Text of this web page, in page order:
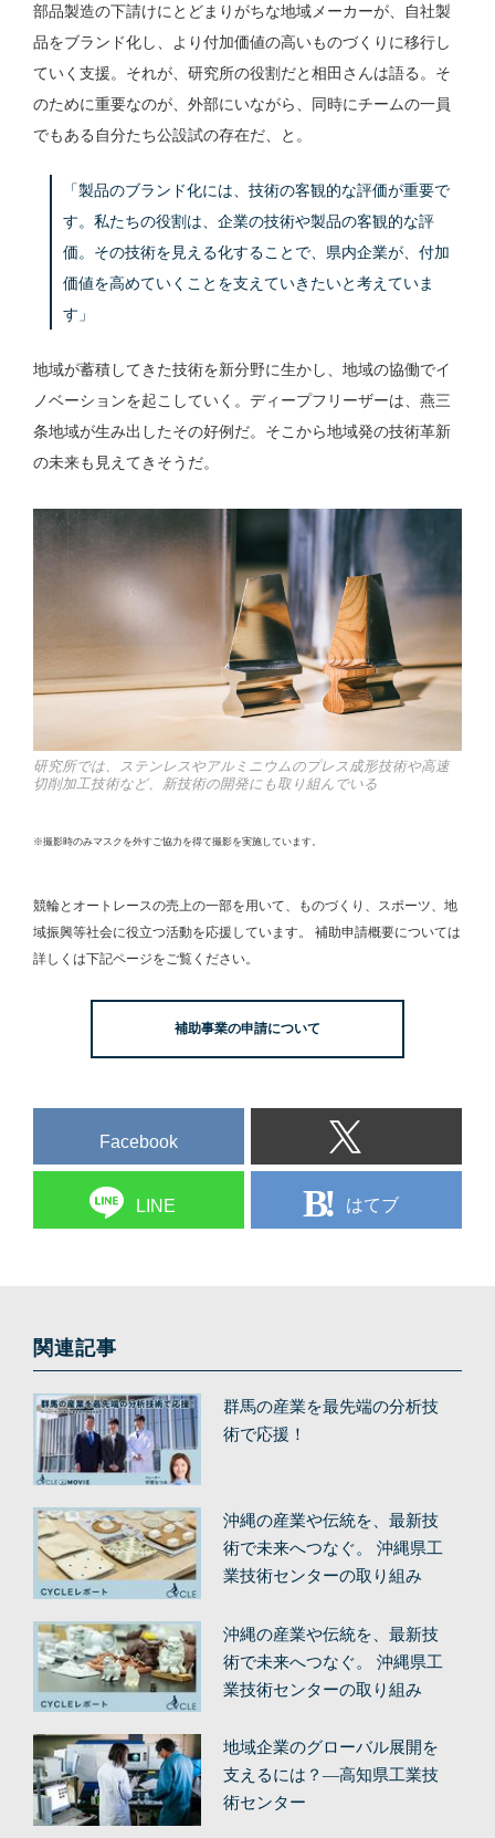
部品製造の下請けにとどまりがちな地域メーカーが、自社製
品をブランド化し、より付加価値の高いものづくりに移行し
ていく支援。それが、研究所の役割だと相田さんは語る。そ
のために重要なのが、外部にいながら、同時にチームの一員
でもある自分たち公設試の存在だ、と。
「製品のブランド化には、技術の客観的な評価が重要で
す。私たちの役割は、企業の技術や製品の客観的な評
価。その技術を見える化することで、県内企業が、付加
価値を高めていくことを支えていきたいと考えていま
す」
地域が蓄積してきた技術を新分野に生かし、地域の協働でイ
ノベーションを起こしていく。ディープフリーザーは、燕三
条地域が生み出したその好例だ。そこから地域発の技術革新
の未来も見えてきそうだ。
研究所では、ステンレスやアルミニウムのプレス成形技術や高速
切削加工技術など、新技術の開発にも取り組んでいる
※撮影時のみマスクを外すご協力を得て撮影を実施しています。
競輪とオートレースの売上の一部を用いて、
ものづくり、スポーツ、地
域振興等社会に役立つ活動を応援しています。
補助申請概要については
詳しくは下記ページをご覧ください。
補助事業の申請について
Facebook
LINE はてブ
関連記事
群馬の産業を最先端の分析技
術で応援！
沖縄の産業や伝統を、最新技
術で未来へつなぐ。 沖縄県工
業技術センターの取り組み
沖縄の産業や伝統を、最新技
術で未来へつなぐ。 沖縄県工
業技術センターの取り組み
地域企業のグローバル展開を
支えるには？—高知県工業技
術センター